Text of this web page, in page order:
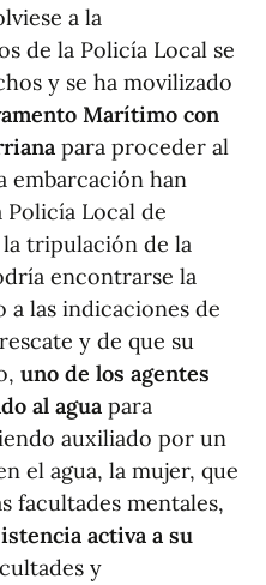
a la
de la Policía Local se
y se ha movilizado
Marítimo con
para proceder al
embarcación han
Policía Local de
tripulación de la
encontrarse la
a las indicaciones de
y de que su
uno de los agentes
al agua para
auxiliado por un
el agua, la mujer, que
facultades mentales,
activa a su
y